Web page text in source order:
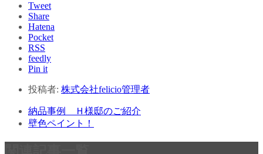
Tweet
Share
Hatena
Pocket
RSS
feedly
Pin it
投稿者: 株式会社felicio管理者
納品事例 Ｈ様邸のご紹介
壁色ペイント！